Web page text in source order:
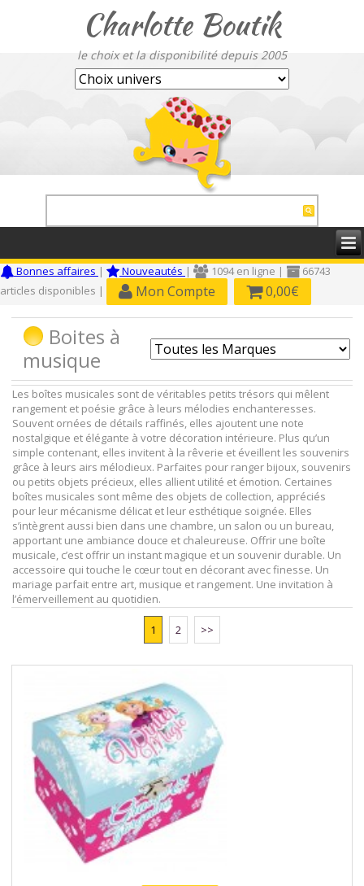
Charlotte Boutik
le choix et la disponibilité depuis 2005
Bonnes affaires | Nouveautés | 1094 en ligne |
66743
articles disponibles |
Mon Compte 0,00€
Boites à
musique
Les boîtes musicales sont de véritables petits trésors qui mêlent
rangement et poésie grâce à leurs mélodies enchanteresses.
Souvent ornées de détails raffinés, elles ajoutent une note
nostalgique et élégante à votre décoration intérieure. Plus qu’un
simple contenant, elles invitent à la rêverie et éveillent les souvenirs
grâce à leurs airs mélodieux. Parfaites pour ranger bijoux, souvenirs
ou petits objets précieux, elles allient utilité et émotion. Certaines
boîtes musicales sont même des objets de collection, appréciés
pour leur mécanisme délicat et leur esthétique soignée. Elles
s’intègrent aussi bien dans une chambre, un salon ou un bureau,
apportant une ambiance douce et chaleureuse. Offrir une boîte
musicale, c’est offrir un instant magique et un souvenir durable. Un
accessoire qui touche le cœur tout en décorant avec finesse. Un
mariage parfait entre art, musique et rangement. Une invitation à
l’émerveillement au quotidien.
1 2 >>